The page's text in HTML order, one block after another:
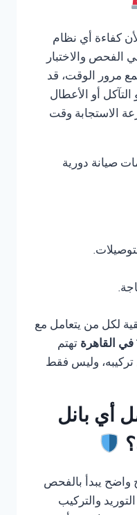
كفاءة أي نظام
الفحص والاختبار
مرور الوقت، قد
أو الأعطال
الاستجابة وقت
صيانة دورية
لكل من يتعامل مع
تهتم
تركيبه، وليس فقط
أي بانل
واضح يبدأ بالفحص
والتركيب